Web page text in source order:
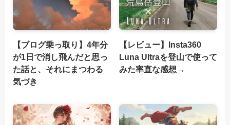
【ブログ乗っ取り】4年分
が1日で消し飛んだと思っ
た話と、それにまつわる
気づき
【レビュー】Insta360
Luna Ultraを登山で使って
みた率直な感想→